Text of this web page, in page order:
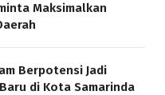
Maksimalkan
Berpotensi Jadi
di Kota Samarinda